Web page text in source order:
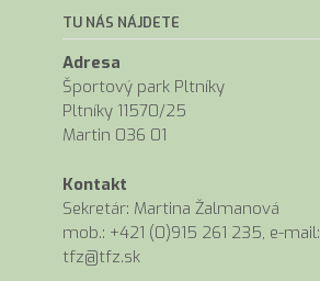
TU NÁS NÁJDETE
Adresa
Športový park Pltníky
Pltníky 11570/25
Martin 036 01
Kontakt
Sekretár: Martina Žalmanová
mob.: +421 (0)915 261 235, e-mail:
tfz@tfz.sk